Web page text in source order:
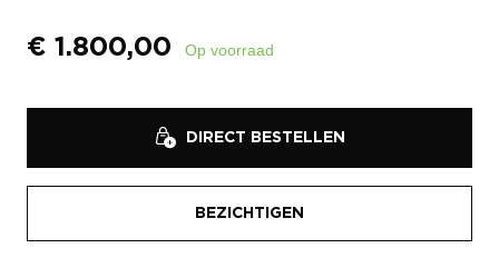
€ 1.800,00 Op voorraad
DIRECT BESTELLEN
BEZICHTIGEN